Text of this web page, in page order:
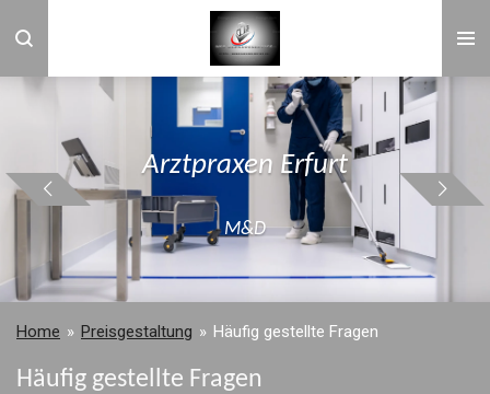
Hauptinhalt
springen
Arztpraxen Erfurt
M&D
Home » Preisgestaltung » Häufig gestellte Fragen
Häufig gestellte Fragen